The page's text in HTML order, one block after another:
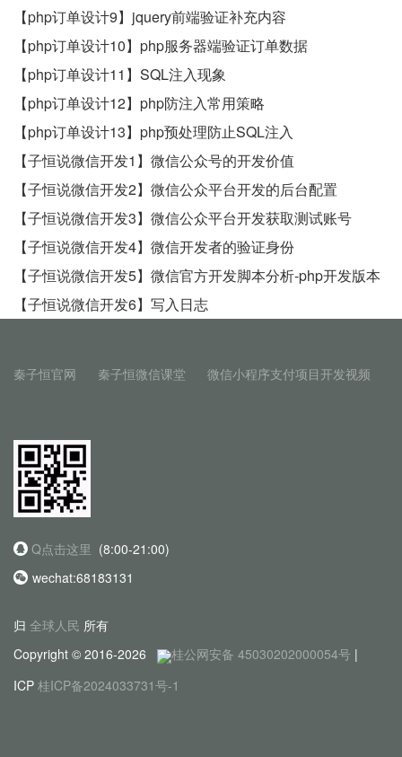
【php订单设计9】jquery前端验证补充内容
【php订单设计10】php服务器端验证订单数据
【php订单设计11】SQL注入现象
【php订单设计12】php防注入常用策略
【php订单设计13】php预处理防止SQL注入
【子恒说微信开发1】微信公众号的开发价值
【子恒说微信开发2】微信公众平台开发的后台配置
【子恒说微信开发3】微信公众平台开发获取测试账号
【子恒说微信开发4】微信开发者的验证身份
【子恒说微信开发5】微信官方开发脚本分析-php开发版本
【子恒说微信开发6】写入日志
秦子恒官网 秦子恒微信课堂 微信小程序支付项目开发视频
Q点击这里 (8:00-21:00)
wechat:68183131
归 全球人民 所有
Copyright © 2016-2026
桂公网安备 45030202000054号 |
ICP 桂ICP备2024033731号-1